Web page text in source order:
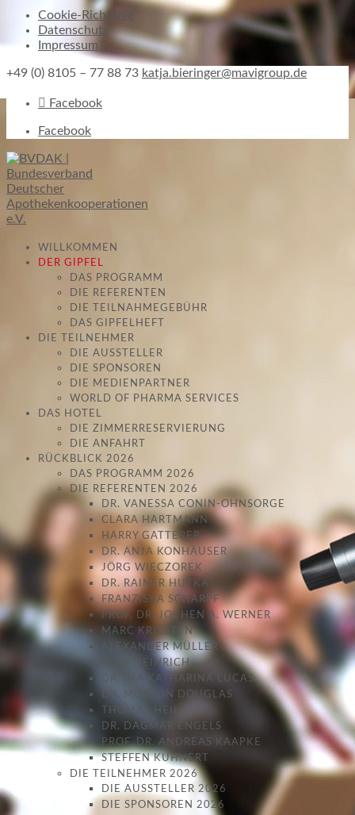
Cookie-Richtlinie
Datenschutz
Impressum
+49 (0) 8105 – 77 88 73 katja.bieringer@mavigroup.de
Facebook
Facebook
WILLKOMMEN
DER GIPFEL
DAS PROGRAMM
DIE REFERENTEN
DIE TEILNAHMEGEBÜHR
DAS GIPFELHEFT
DIE TEILNEHMER
DIE AUSSTELLER
DIE SPONSOREN
DIE MEDIENPARTNER
WORLD OF PHARMA SERVICES
DAS HOTEL
DIE ZIMMERRESERVIERUNG
DIE ANFAHRT
RÜCKBLICK 2026
DAS PROGRAMM 2026
DIE REFERENTEN 2026
DR. VANESSA CONIN-OHNSORGE
CLARA HARTMANN
HARRY GATTERER
DR. ANJA KONHÄUSER
JÖRG WIECZOREK
DR. RAINER HUTKA
FRANZISKA SCHARPF
PROF. DR. JOCHEN A. WERNER
MARC KRIESTEN
ALEXANDER MÜLLER
OLAF HEINRICH
DR. INA KATHARINA LUCAS
DR. MORTON DOUGLAS
THOMAS HEIL
DR. DAGMAR ENGELS
PROF. DR. ANDREAS KAAPKE
STEFFEN KUHNERT
DIE TEILNEHMER 2026
DIE AUSSTELLER 2026
DIE SPONSOREN 2026